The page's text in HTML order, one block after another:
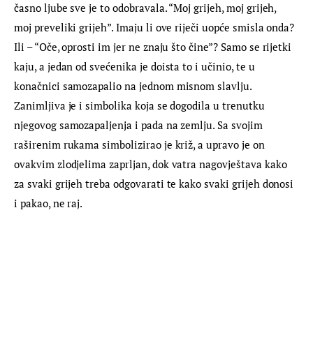
časno ljube sve je to odobravala. “Moj grijeh, moj grijeh,
moj preveliki grijeh”. Imaju li ove riječi uopće smisla onda?
Ili – “Oče, oprosti im jer ne znaju što čine”? Samo se rijetki
kaju, a jedan od svećenika je doista to i učinio, te u
konačnici samozapalio na jednom misnom slavlju.
Zanimljiva je i simbolika koja se dogodila u trenutku
njegovog samozapaljenja i pada na zemlju. Sa svojim
raširenim rukama simbolizirao je križ, a upravo je on
ovakvim zlodjelima zaprljan, dok vatra nagovještava kako
za svaki grijeh treba odgovarati te kako svaki grijeh donosi
i pakao, ne raj.